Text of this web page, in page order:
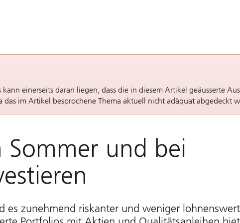
einerseits daran liegen, dass die in diesem Artikel geäusserte
im Artikel besprochene Thema aktuell nicht adäquat abgedeckt
und bei
es zunehmend riskanter und weniger